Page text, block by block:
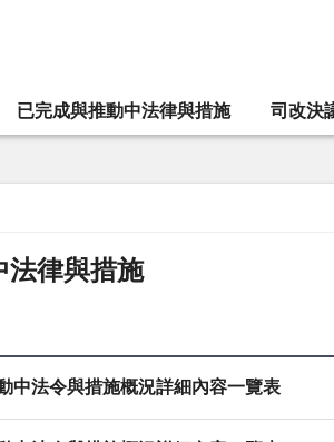
已完成與推動中法律與措施 司改決
法律與措施
中法令與措施概況詳細內容一覽表